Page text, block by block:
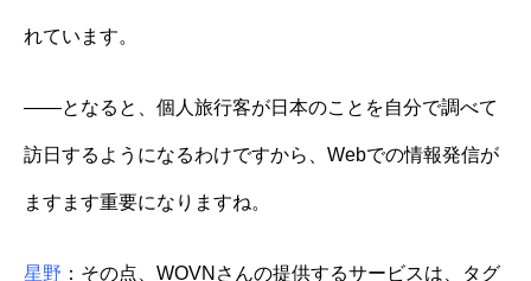
れています。
——となると、個人旅行客が日本のことを自分で調べて
訪日するようになるわけですから、Webでの情報発信が
ますます重要になりますね。
星野 ：その点、 WOVNさんの提供するサービスは、タグ